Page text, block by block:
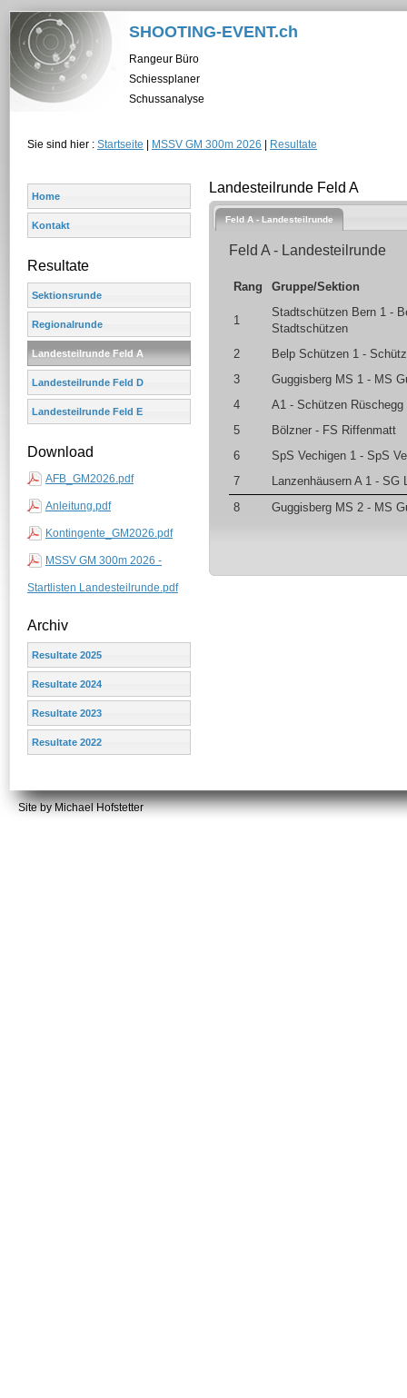
SHOOTING-EVENT.ch
Rangeur Büro
Schiessplaner
Schussanalyse
Sie sind hier : Startseite MSSV GM 300m 2026 Resultate
Home
Kontakt
Resultate
Sektionsrunde
Regionalrunde
Landesteilrunde Feld A
Landesteilrunde Feld D
Landesteilrunde Feld E
Download
AFB_GM2026.pdf
Anleitung.pdf
Kontingente_GM2026.pdf
MSSV GM 300m 2026 -
Startlisten Landesteilrunde.pdf
Archiv
Resultate 2025
Resultate 2024
Resultate 2023
Resultate 2022
Landesteilrunde Feld A
Feld A - Landesteilrunde
Feld A - Landesteilrunde
Rang Gruppe/Sektion
1
Stadtschützen Bern 1 -
Stadtschützen
2
Belp Schützen 1 -
3
Guggisberg MS 1 - MS
4
A1 - Schützen Rüschegg
5
Bölzner - FS Riffenmatt
6
SpS Vechigen 1 - SpS
7
Lanzenhäusern A 1 - SG
8
Guggisberg MS 2 - MS
Site by Michael Hofstetter